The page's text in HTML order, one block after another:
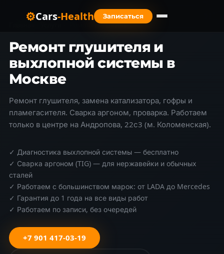
⚙Cars-Health
Записаться
Ремонт глушителя
Ремонт глушителя и
выхлопной системы в
Москве
Ремонт глушителя, замена катализатора, гофры и
пламегасителя. Сварка аргоном, проварка. Работаем
только в центре на Андропова, 22с3 (м. Коломенская).
✓ Диагностика выхлопной системы — бесплатно
✓ Сварка аргоном (TIG) — для нержавейки и обычных
сталей
✓ Работаем с большинством марок: от LADA до Mercedes
✓ Гарантия до 1 года на все виды работ
✓ Работаем по записи, без очередей
+7 901 417-03-19